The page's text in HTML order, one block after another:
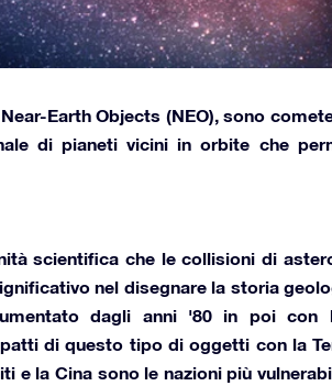
Near-Earth Objects (NEO), sono
di pianeti vicini in orbite che
scientifica che le collisioni di
nel disegnare la storia
dagli anni '80 in poi con
di questo tipo di oggetti con la
e la Cinasono le nazioni più